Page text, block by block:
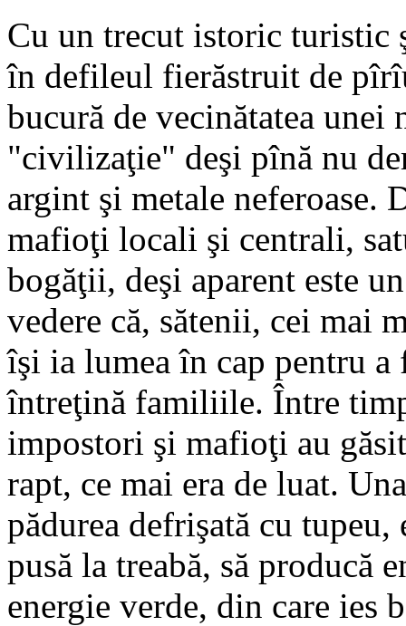
Cu un trecut istoric turistic
în defileul fierăstruit de
bucură de vecinătatea
"civilizaţie" deşi pînă nu
argint şi metale neferoase.
mafioţi locali şi centrali,
bogăţii, deşi aparent este
vedere că, sătenii, cei mai
îşi ia lumea în cap pentru
întreţină familiile. Între
impostori şi mafioţi au
rapt, ce mai era de luat.
pădurea defrişată cu tupeu,
pusă la treabă, să producă
energie verde, din care